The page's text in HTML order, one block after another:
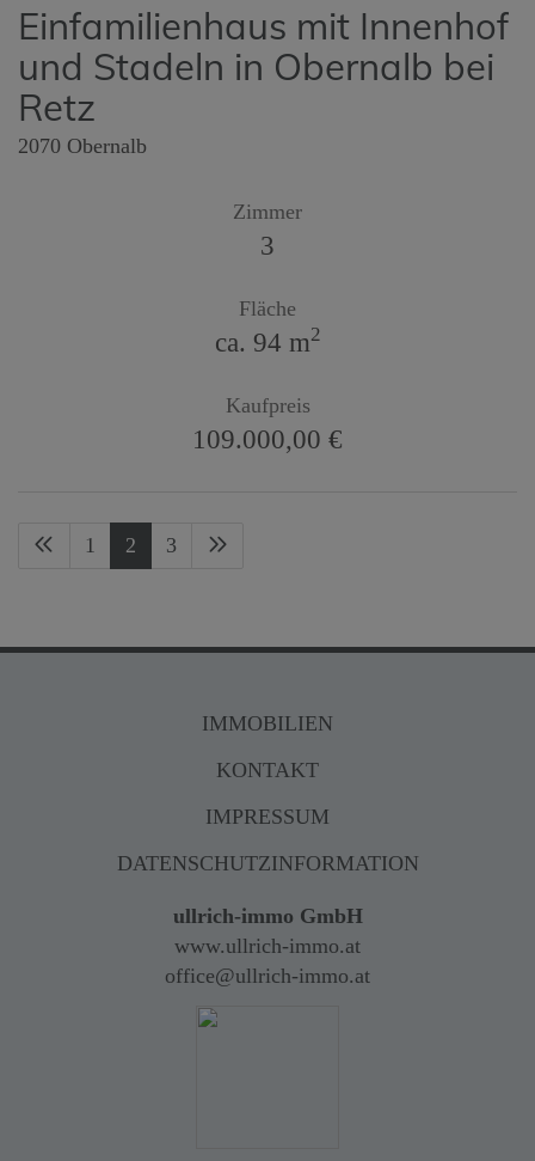
Einfamilienhaus mit Innenhof
und Stadeln in Obernalb bei
Retz
2070 Obernalb
Zimmer
3
Fläche
ca. 94 m2
Kaufpreis
109.000,00 €
1 2 3
IMMOBILIEN
KONTAKT
IMPRESSUM
DATENSCHUTZINFORMATION
ullrich-immo GmbH
www.ullrich-immo.at
office@ullrich-immo.at